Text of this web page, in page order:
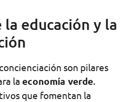
la educación y la
son pilares
la economía verde.
que fomentan la